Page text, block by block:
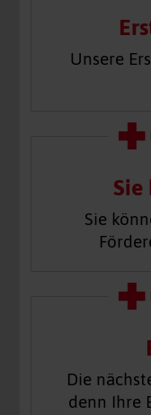
Unsere
Sie
Sie
Die
denn Ihre